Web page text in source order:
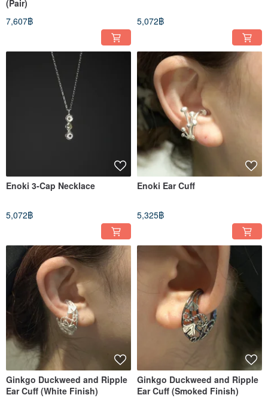
(Pair)
7,607฿
5,072฿
Enoki 3-Cap Necklace
5,072฿
Enoki Ear Cuff
5,325฿
Ginkgo Duckweed and Ripple
Ear Cuff (White Finish)
Ginkgo Duckweed and Ripple
Ear Cuff (Smoked Finish)